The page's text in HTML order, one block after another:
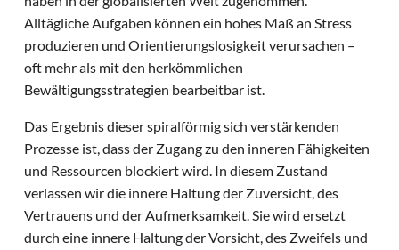
Alltägliche Aufgaben können ein hohes Maß an Stress
produzieren und Orientierungslosigkeit verursachen –
oft mehr als mit den herkömmlichen
Bewältigungsstrategien bearbeitbar ist.
Das Ergebnis dieser spiralförmig sich verstärkenden
Prozesse ist, dass der Zugang zu den inneren Fähigkeiten
und Ressourcen blockiert wird. In diesem Zustand
verlassen wir die innere Haltung der Zuversicht, des
Vertrauens und der Aufmerksamkeit. Sie wird ersetzt
durch eine innere Haltung der Vorsicht, des Zweifels und